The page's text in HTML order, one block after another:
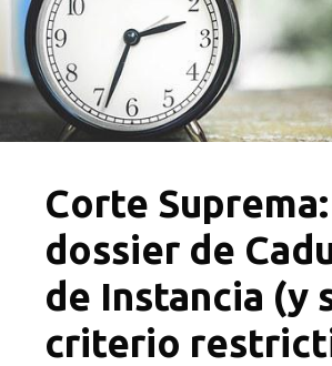
Corte Suprema:
dossier de
de Instancia (y
criterio